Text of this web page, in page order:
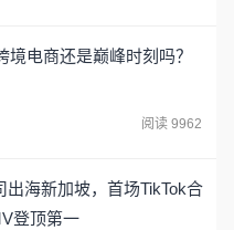
境电商还是巅峰时刻吗？
阅读 9962
出海新加坡，首场TikTok合
登顶第一